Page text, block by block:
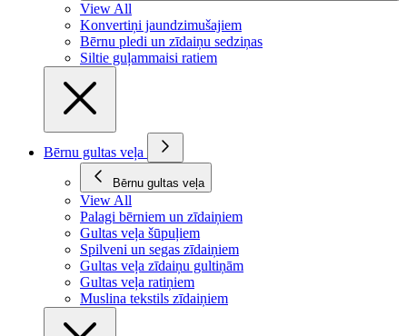
View All
Konvertiņi jaundzimušajiem
Bērnu pledi un zīdaiņu sedziņas
Siltie guļammaisi ratiem
Bērnu gultas veļa
Bērnu gultas veļa
View All
Palagi bērniem un zīdaiņiem
Gultas veļa šūpuļiem
Spilveni un segas zīdaiņiem
Gultas veļa zīdaiņu gultiņām
Gultas veļa ratiņiem
Muslina tekstils zīdaiņiem